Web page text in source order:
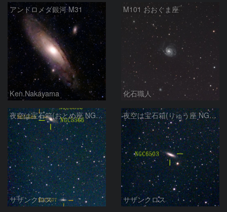
アンドロメダ銀河 M31
Ken.Nakayama
M101 おおぐま座
化石職人
夜空は宝石箱(おとめ座 NGC5566) Seestar50
サザンクロス
夜空は宝石箱(りゅう座 NGC6503) Seestar50
サザンクロス